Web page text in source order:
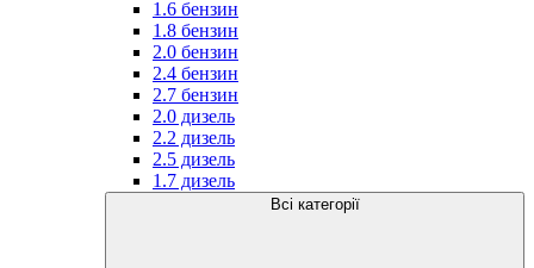
1.6 бензин
1.8 бензин
2.0 бензин
2.4 бензин
2.7 бензин
2.0 дизель
2.2 дизель
2.5 дизель
1.7 дизель
Всі категорії